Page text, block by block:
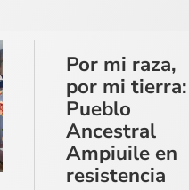
Por mi raza,
por mi tierra:
Pueblo
Ancestral
Ampiuile en
resistencia